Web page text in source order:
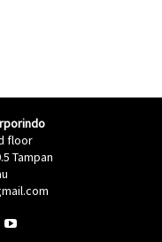
floor
Tampan